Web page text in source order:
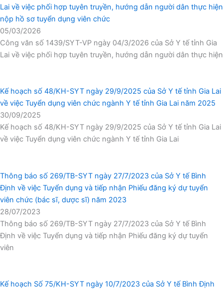
Lai về việc phối hợp tuyên truyền, hướng dẫn người dân thực hiện
nộp hồ sơ tuyển dụng viên chức
05/03/2026
Công văn số 1439/SYT-VP ngày 04/3/2026 của Sở Y tế tỉnh Gia
Lai về việc phối hợp tuyên truyền, hướng dẫn người dân thực hiện
Kế hoạch số 48/KH-SYT ngày 29/9/2025 của Sở Y tế tỉnh Gia Lai
về việc Tuyển dụng viên chức ngành Y tế tỉnh Gia Lai năm 2025
30/09/2025
Kế hoạch số 48/KH-SYT ngày 29/9/2025 của Sở Y tế tỉnh Gia Lai
về việc Tuyển dụng viên chức ngành Y tế tỉnh Gia Lai
Thông báo số 269/TB-SYT ngày 27/7/2023 của Sở Y tế Bình
Định về việc Tuyển dụng và tiếp nhận Phiếu đăng ký dự tuyển
viên chức (bác sĩ, dược sĩ) năm 2023
28/07/2023
Thông báo số 269/TB-SYT ngày 27/7/2023 của Sở Y tế Bình
Định về việc Tuyển dụng và tiếp nhận Phiếu đăng ký dự tuyển
viên
Kế hoạch Số 75/KH-SYT ngày 10/7/2023 của Sở Y tế Bình Định